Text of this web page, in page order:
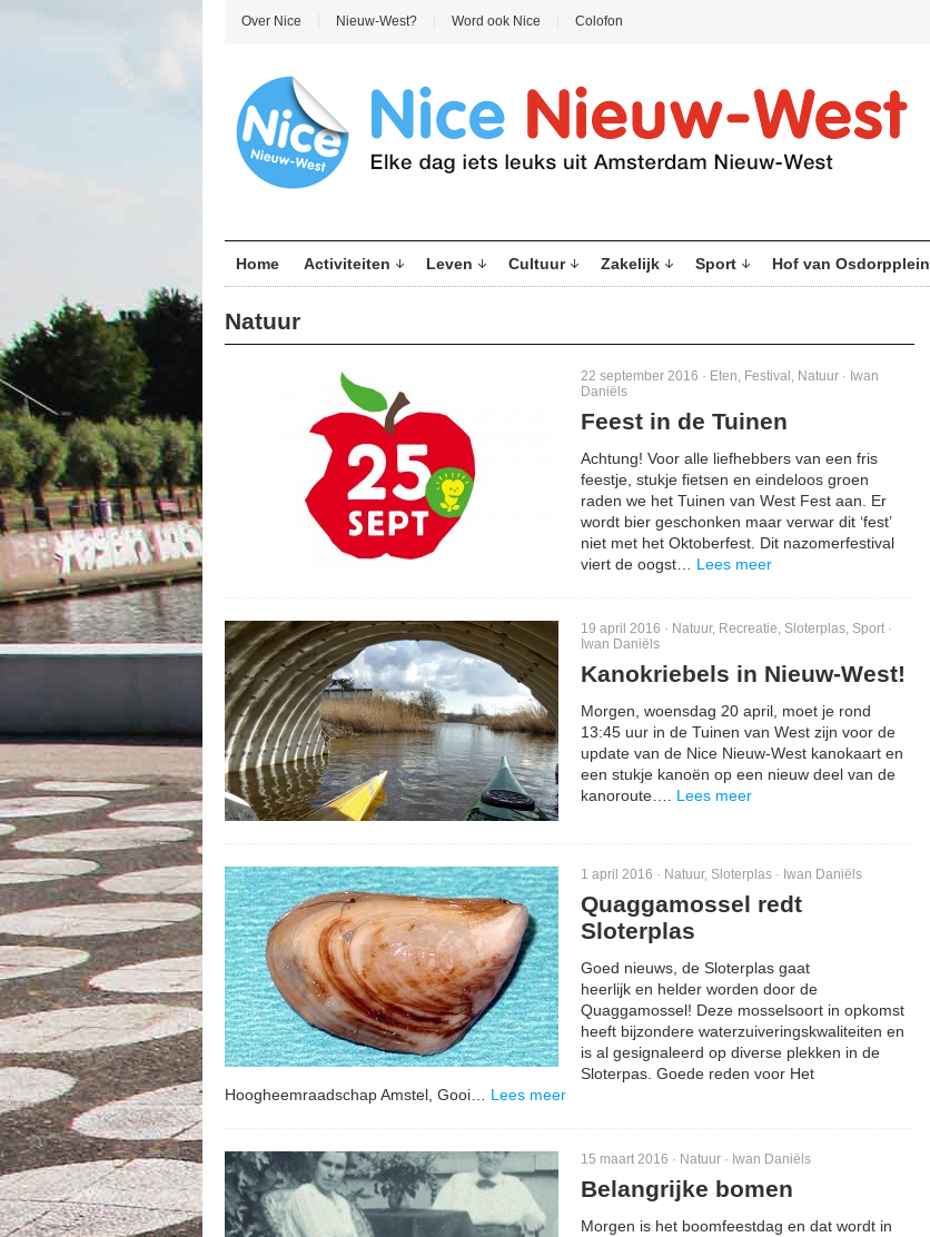
Over Nice Nieuw-West? Word ook Nice Colofon
Home Activiteiten Leven Cultuur Zakelijk Sport Hof van Osdorpplein
Natuur
22 september 2016 · Eten, Festival , Natuur · Iwan
Daniëls
Feest in de Tuinen
Achtung! Voor alle liefhebbers van een fris
feestje, stukje fietsen en eindeloos groen
raden we het Tuinen van West Fest aan. Er
wordt bier geschonken maar verwar dit ‘fest’
niet met het Oktoberfest. Dit nazomerfestival
viert de oogst… Lees meer
19 april 2016 · Natuur, Recreatie, Sloterplas, Sport ·
Iwan Daniëls
Kanokriebels in Nieuw-West!
Morgen, woensdag 20 april, moet je rond
13:45 uur in de Tuinen van West zijn voor de
update van de Nice Nieuw-West kanokaart en
een stukje kanoën op een nieuw deel van de
kanoroute…. Lees meer
1 april 2016 · Natuur, Sloterplas · Iwan Daniëls
Quaggamossel redt
Sloterplas
Goed nieuws, de Sloterplas gaat
heerlijk en helder worden door de
Quaggamossel! Deze mosselsoort in opkomst
heeft bijzondere waterzuiveringskwaliteiten en
is al gesignaleerd op diverse plekken in de
Sloterpas. Goede reden voor Het
Hoogheemraadschap Amstel, Gooi… Lees meer
15 maart 2016 · Natuur · Iwan Daniëls
Belangrijke bomen
Morgen is het boomfeestdag en dat wordt in